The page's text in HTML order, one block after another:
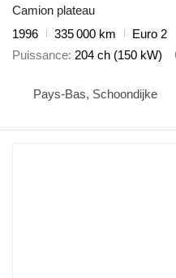
Camion plateau
1996
335 000 km
Euro 2
Puissance 204 ch (150 kW)
Pays-Bas, Schoondijke